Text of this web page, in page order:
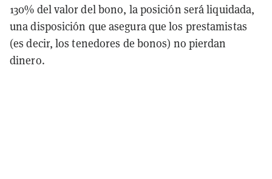
130% del valor del bono, la posición será liquidada,
una disposición que asegura que los prestamistas
(es decir, los tenedores de bonos) no pierdan
dinero.